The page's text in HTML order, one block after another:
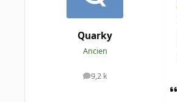
Quarky
Ancien
9,2 k
messages